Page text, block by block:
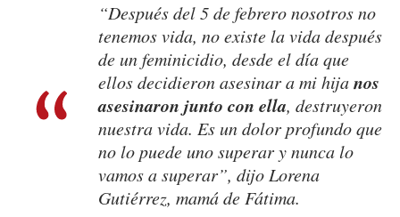
“Después del 5 de febrero nosotros no
tenemos vida, no existe la vida después
de un feminicidio, desde el día que
ellos decidieron asesinar a mi hijanos
asesinaron junto con ella, destruyeron
nuestra vida. Es un dolor profundo que
no lo puede uno superar y nunca lo
vamos a superar”, dijo Lorena
Gutiérrez, mamá de Fátima.